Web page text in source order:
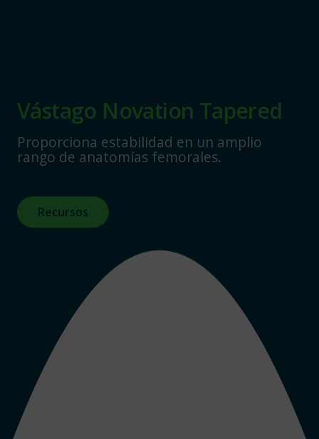
Vástago Novation Tapered
Proporciona estabilidad en un amplio
rango de anatomías femorales.
Recursos
Vástago Novation Tapered
El sistema completo de cadera Novation incluye